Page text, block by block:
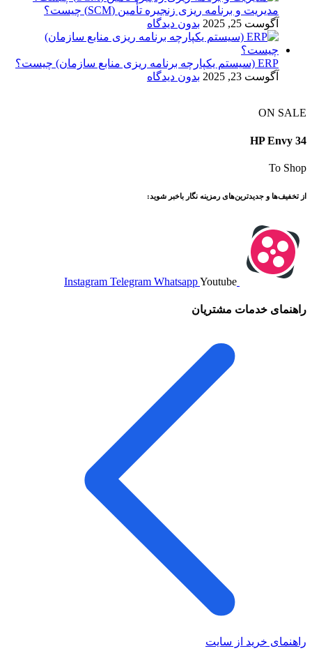
مدیریت و برنامه ریزی زنجیره تأمین (SCM) چیست؟
آگوست 25, 2025
بدون دیدگاه
ERP (سیستم یکپارچه برنامه ریزی منابع سازمان) چیست؟
آگوست 23, 2025
بدون دیدگاه
ON SALE
HP Envy 34
To Shop
از تخفیف‌ها و جدیدترین‌های رمزینه نگار باخبر شوید:
Instagram Telegram WhatsappYoutube
راهنمای خدمات مشتریان
راهنمای خرید از سایت